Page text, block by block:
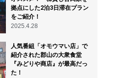
拠点にした2泊3日滞在プラン
をご紹介！
2025.4.28
人気番組「オモウマい店」で
紹介された郡山の大衆食堂
『みどりや商店』が最高だっ
た！